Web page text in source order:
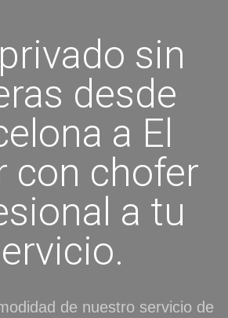
sin
desde
a El
con chofer
a tu
de nuestro servicio de